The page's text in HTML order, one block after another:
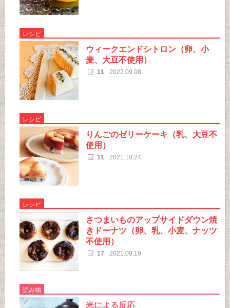
レシピ
ウィークエンドシトロン（卵、小
麦、大豆不使用）
11 2022.09.08
レシピ
りんごのゼリーケーキ（乳、大豆不
使用）
11 2021.10.24
レシピ
さつまいものアップサイドダウン焼
きドーナツ（卵、乳、小麦、ナッツ
不使用）
17 2021.09.19
読み物
米による反応